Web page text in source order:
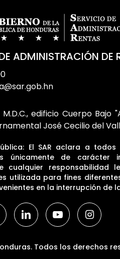
ADMINISTRACIÓN DE
edificio Cuerpo Bajo
José Cecilio del
El SAR aclara a
únicamente de carácter
cualquier responsabilidad
utilizada para fines
en la interrupción de
Todos los derechos